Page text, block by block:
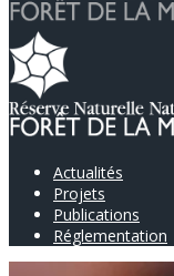
Actualités
Projets
Publications
Réglementation